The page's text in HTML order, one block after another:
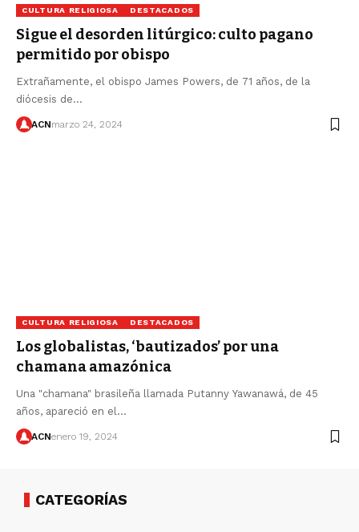
CULTURA RELIGIOSA DESTACADOS
Sigue el desorden litúrgico: culto pagano
permitido por obispo
Extrañamente, el obispo James Powers, de 71 años, de la
diócesis de…
ACNmarzo 24, 2024
CULTURA RELIGIOSA DESTACADOS
Los globalistas, ‘bautizados’ por una
chamana amazónica
Una "chamana" brasileña llamada Putanny Yawanawá, de 45
años, apareció en el…
ACNenero 19, 2024
CATEGORÍAS